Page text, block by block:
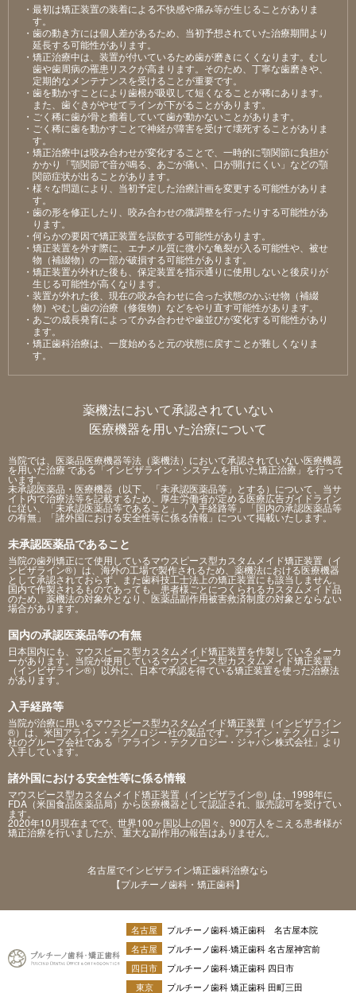
・最初は矯正装置の装着による不快感や痛み等が⽣じることがありま
す。
・⻭の動き⽅には個⼈差があるため、当初予想されていた治療期間より
延⻑する可能性があります。
・矯正治療中は、装置が付いているため⻭が磨きにくくなります。むし
⻭や⻭周病の罹患リスクが⾼まります。そのため、丁寧な⻭磨きや、
定期的なメンテナンスを受けることが重要です。
・⻭を動かすことにより⻭根が吸収して短くなることが稀にあります。
また、⻭ぐきがやせてラインが下がることがあります。
・ごく稀に⻭が⾻と癒着していて⻭が動かないことがあります。
・ごく稀に⻭を動かすことで神経が障害を受けて壊死することがありま
す。
・矯正治療中は咬み合わせが変化することで、⼀時的に顎関節に負担が
かかり「顎関節で⾳が鳴る、あごが痛い、⼝が開けにくい」などの顎
関節症状が出ることがあります。
・様々な問題により、当初予定した治療計画を変更する可能性がありま
す。
・⻭の形を修正したり、咬み合わせの微調整を⾏ったりする可能性があ
ります。
・何らかの要因で矯正装置を誤飲する可能性があります。
・矯正装置を外す際に、エナメル質に微⼩な⻲裂が⼊る可能性や、被せ
物（補綴物）の⼀部が破損する可能性があります。
・矯正装置が外れた後も、保定装置を指⽰通りに使⽤しないと後戻りが
⽣じる可能性が⾼くなります。
・装置が外れた後、現在の咬み合わせに合った状態のかぶせ物（補綴
物）やむし⻭の治療（修復物）などをやり直す可能性があります。
・あごの成⻑発育によってかみ合わせや⻭並びが変化する可能性があり
ます。
・矯正⻭科治療は、⼀度始めると元の状態に戻すことが難しくなりま
す。
薬機法において承認されていない
医療機器を用いた治療について
当院では、医薬品医療機器等法（薬機法）において承認されていない医療機器
を用いた治療 である「インビザライン・システムを用いた矯正治療」を行って
います。
未承認医薬品・医療機器（以下、「未承認医薬品等」とする）について、当サ
イト内で治療法等を記載するため、厚生労働省が定める医療広告ガイドライン
に従い、「未承認医薬品等であること」「入手経路等」「国内の承認医薬品等
の有無」「諸外国における安全性等に係る情報」について掲載いたします。
未承認医薬品であること
当院の歯列矯正にて使用しているマウスピース型カスタムメイド矯正装置（イ
ンビザライン®）は、海外の工場で製作されるため、薬機法における医療機器
として承認されておらず、また歯科技工士法上の矯正装置にも該当しません。
国内で作製されるものであっても、患者様ごとにつくられるカスタムメイド品
のため、薬機法の対象外となり、医薬品副作用被害救済制度の対象とならない
場合があります。
国内の承認医薬品等の有無
日本国内にも、マウスピース型カスタムメイド矯正装置を作製しているメーカ
ーがあります。当院が使用しているマウスピース型カスタムメイド矯正装置
（インビザライン®）以外に、日本で承認を得ている矯正装置を使った治療法
があります。
入手経路等
当院が治療に用いるマウスピース型カスタムメイド矯正装置（インビザライン
®）は、米国アライン・テクノロジー社の製品です。アライン・テクノロジー
社のグループ会社である「アライン・テクノロジー・ジャパン株式会社」より
入手しています。
諸外国における安全性等に係る情報
マウスピース型カスタムメイド矯正装置（インビザライン®）は、1998年に
FDA（米国食品医薬品局）から医療機器として認証され、販売認可を受けてい
ます。
2020年10月現在までで、世界100ヶ国以上の国々、900万人をこえる患者様が
矯正治療を行いましたが、重大な副作用の報告はありません。
名古屋でインビザライン矯正歯科治療なら
【プルチーノ歯科・矯正歯科】
名古屋
プルチーノ歯科·矯正歯科 名古屋本院
名古屋
プルチーノ歯科·矯正歯科 名古屋神宮前
四日市
プルチーノ歯科·矯正歯科 四日市
東京
プルチーノ歯科 矯正歯科 田町三田